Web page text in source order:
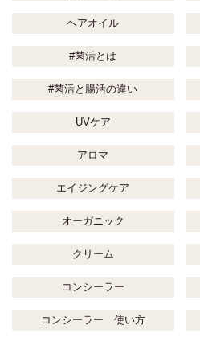
ヘアオイル
#菌活とは
#菌活と腸活の違い
UVケア
アロマ
エイジングケア
オーガニック
クリーム
コンシーラー
コンシーラー 使い方